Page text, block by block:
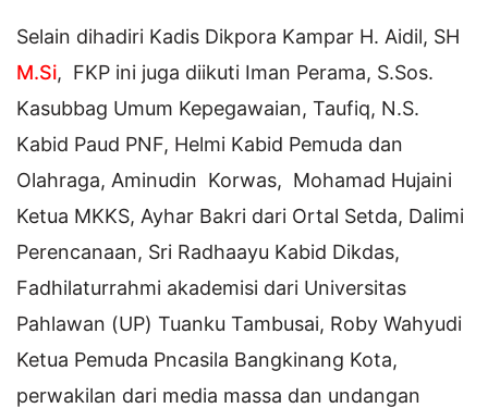
Selain dihadiri Kadis Dikpora Kampar H. Aidil, SH
M.Si, FKP ini juga diikuti Iman Perama, S.Sos.
Kasubbag Umum Kepegawaian, Taufiq, N.S.
Kabid Paud PNF, Helmi Kabid Pemuda dan
Olahraga, Aminudin Korwas, Mohamad Hujaini
Ketua MKKS, Ayhar Bakri dari Ortal Setda, Dalimi
Perencanaan, Sri Radhaayu Kabid Dikdas,
Fadhilaturrahmi akademisi dari Universitas
Pahlawan (UP) Tuanku Tambusai, Roby Wahyudi
Ketua Pemuda Pncasila Bangkinang Kota,
perwakilan dari media massa dan undangan